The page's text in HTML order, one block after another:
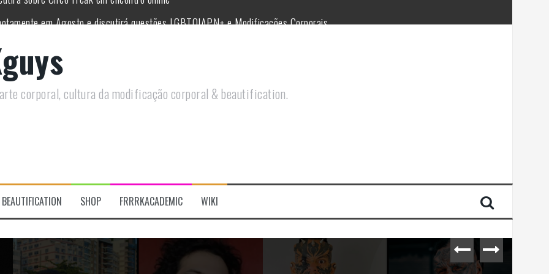
em Agosto e discutirá questões LGBTQIAPN+ e Modificações Corporais
saiba como você pode ajudar duas ações que estão a ocorrer
despede do tatuador Lia Perboni
historiador Ronald Canabarro acontecerá no Rio de Janeiro
sobre Circo Freak em encontro online
corporal, cultura da modificação corporal & beautification.
BEAUTIFICATION SHOP FRRRKACADEMIC WIKI